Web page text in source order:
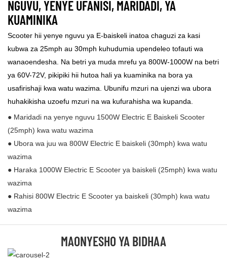
NGUVU, YENYE UFANISI, MARIDADI, YA
KUAMINIKA
Scooter hii yenye nguvu ya E-baiskeli inatoa chaguzi za kasi
kubwa za 25mph au 30mph kuhudumia upendeleo tofauti wa
wanaoendesha. Na betri ya muda mrefu ya 800W-1000W na betri
ya 60V-72V, pikipiki hii hutoa hali ya kuaminika na bora ya
usafirishaji kwa watu wazima. Ubunifu mzuri na ujenzi wa ubora
huhakikisha uzoefu mzuri na wa kufurahisha wa kupanda.
● Maridadi na yenye nguvu 1500W Electric E Baiskeli Scooter
(25mph) kwa watu wazima
● Ubora wa juu wa 800W Electric E baiskeli (30mph) kwa watu
wazima
● Haraka 1000W Electric E Scooter ya baiskeli (25mph) kwa watu
wazima
● Rahisi 800W Electric E Scooter ya baiskeli (30mph) kwa watu
wazima
MAONYESHO YA BIDHAA